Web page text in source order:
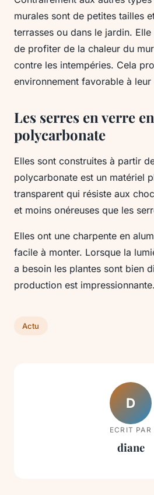
murales sont de petites tailles
terrasses ou dans le jardin.
de profiter de la chaleur du
contre les intempéries. Cela
environnement favorable à
Les serres en verre en
polycarbonate
Elles sont construites à partir
polycarbonate est un matériel
transparent qui résiste aux
et moins onéreuses que les
Elles ont une charpente en
facile à monter. Lorsque la
a besoin les plantes sont bien
production est impressionnante.
Actu
D
ECRIT PAR
diane